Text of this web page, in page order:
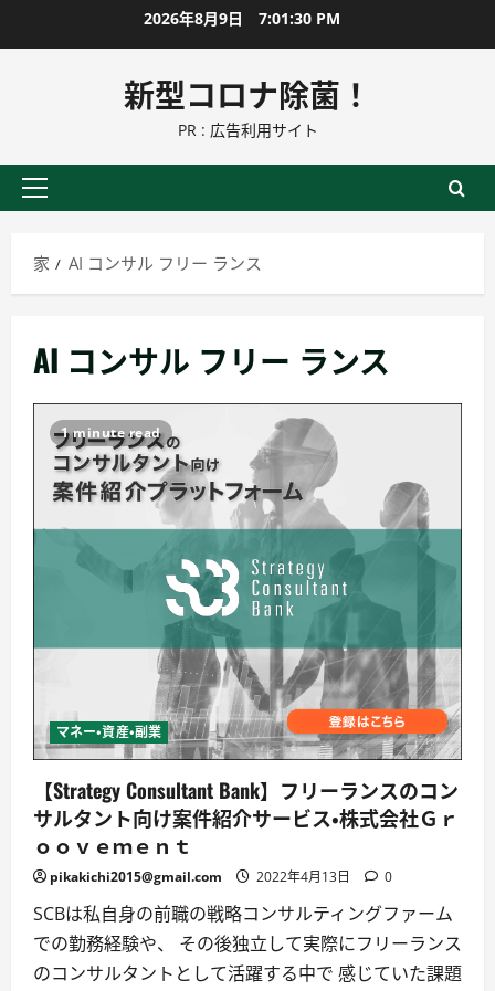
ン
に
2026年8月9日 7:01:31 PM
新型コロナ除菌！
PR : 広告利用サイト
プ
イ
メ
家 AI コンサル フリー ランス
AI コンサル フリー ランス
1 minute read
マネー・資産・副業
【Strategy Consultant Bank】フリーランスのコン
サルタント向け案件紹介サービス・株式会社Ｇｒ
ｏｏｖｅｍｅｎｔ
pikakichi2015@gmail.com 2022年4月13日 0
SCBは私自身の前職の戦略コンサルティングファーム
での勤務経験や、 その後独立して実際にフリーランス
のコンサルタントとして活躍する中で 感じていた課題